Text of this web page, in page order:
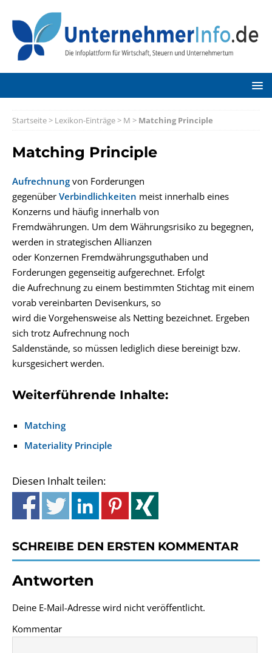
Startseite> Lexikon-Einträge> M > Matching Principle
Matching Principle
Aufrechnung von Forderungen
gegenüber Verbindlichkeiten meist innerhalb eines
Konzerns und häufig innerhalb von
Fremdwährungen. Um dem Währungsrisiko zu begegnen,
werden in strategischen Allianzen
oder Konzernen Fremdwährungsguthaben und
Forderungen gegenseitig aufgerechnet. Erfolgt
die Aufrechnung zu einem bestimmten Stichtag mit einem
vorab vereinbarten Devisenkurs, so
wird die Vorgehensweise als Netting bezeichnet. Ergeben
sich trotz Aufrechnung noch
Saldenstände, so müssen lediglich diese bereinigt bzw.
kursgesichert werden.
Weiterführende Inhalte:
Matching
Materiality Principle
Diesen Inhalt teilen:
SCHREIBE DEN ERSTEN KOMMENTAR
Antworten
Deine E-Mail-Adresse wird nicht veröffentlicht.
Kommentar